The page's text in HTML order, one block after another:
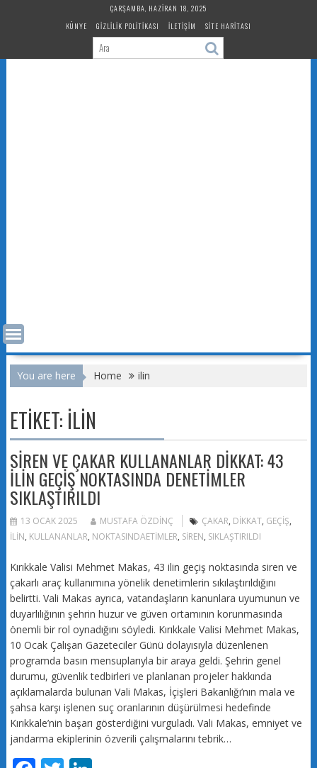
ÇARŞAMBA, HAZIRAN 18, 2025
KÜNYE
GIZLILIK POLITIKASI İLETIŞIM SITE HARITASI
You are here Home ilin
ETIKET: ILIN
SIREN VE ÇAKAR KULLANANLAR DIKKAT: 43
ILIN GEÇIŞ NOKTASINDA DENETIMLER
SIKLAŞTIRILDI
13 OCAK 2025 MUSTAFA ÖZDINÇ ÇAKAR, DIKKAT, GEÇIŞ,
ILIN, KULLANANLAR, NOKTASINDAETIMLER, SIREN, SIKLAŞTIRILDI
Kırıkkale Valisi Mehmet Makas, 43 ilin geçiş noktasında siren ve
çakarlı araç kullanımına yönelik denetimlerin sıkılaştırıldığını
belirtti. Vali Makas ayrıca, vatandaşların kanunlara uyumunun ve
duyarlılığının şehrin huzur ve güven ortamının korunmasında
önemli bir rol oynadığını söyledi. Kırıkkale Valisi Mehmet Makas,
10 Ocak Çalışan Gazeteciler Günü dolayısıyla düzenlenen
programda basın mensuplarıyla bir araya geldi. Şehrin genel
durumu, güvenlik tedbirleri ve planlanan projeler hakkında
açıklamalarda bulunan Vali Makas, İçişleri Bakanlığı’nın mala ve
şahsa karşı işlenen suç oranlarının düşürülmesi hedefinde
Kırıkkale’nin başarı gösterdiğini vurguladı. Vali Makas, emniyet ve
jandarma ekiplerinin özverili çalışmalarını tebrik…